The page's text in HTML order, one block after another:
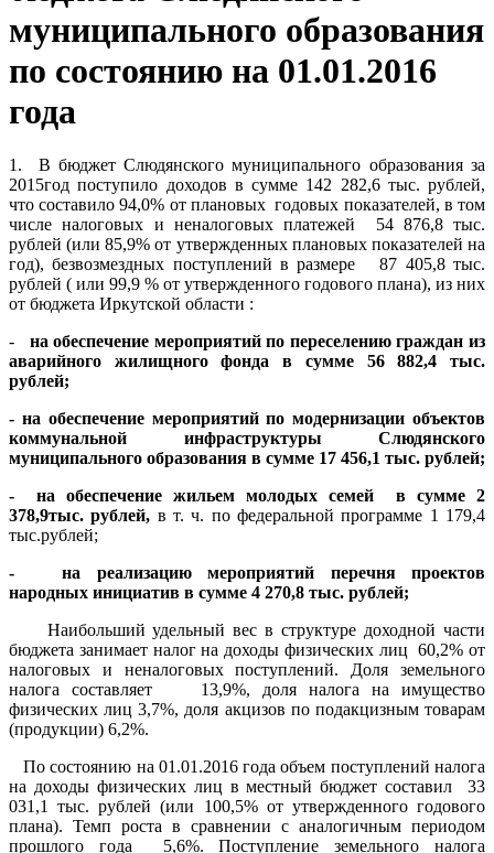
муниципального образования
по состоянию на 01.01.2016
года
1. В бюджет Слюдянского муниципального образования за
2015год поступило доходов в сумме 142 282,6 тыс. рублей,
что составило 94,0% от плановых годовых показателей, в том
числе налоговых и неналоговых платежей 54 876,8 тыс.
рублей (или 85,9% от утвержденных плановых показателей на
год), безвозмездных поступлений в размере 87 405,8 тыс.
рублей ( или 99,9 % от утвержденного годового плана), из них
от бюджета Иркутской области :
- на обеспечение мероприятий по переселению граждан из
аварийного жилищного фонда в сумме 56 882,4 тыс.
рублей;
- на обеспечение мероприятий по модернизации объектов
коммунальной инфраструктуры Слюдянского
муниципального образования в сумме 17 456,1 тыс. рублей;
- на обеспечение жильем молодых семей в сумме 2
378,9тыс. рублей, в т. ч. по федеральной программе 1 179,4
тыс.рублей;
- на реализацию мероприятий перечня проектов
народных инициатив в сумме 4 270,8 тыс. рублей;
Наибольший удельный вес в структуре доходной части
бюджета занимает налог на доходы физических лиц 60,2% от
налоговых и неналоговых поступлений. Доля земельного
налога составляет 13,9%, доля налога на имущество
физических лиц 3,7%, доля акцизов по подакцизным товарам
(продукции) 6,2%.
По состоянию на 01.01.2016 года объем поступлений налога
на доходы физических лиц в местный бюджет составил 33
031,1 тыс. рублей (или 100,5% от утвержденного годового
плана). Темп роста в сравнении с аналогичным периодом
прошлого года 5,6%. Поступление земельного налога